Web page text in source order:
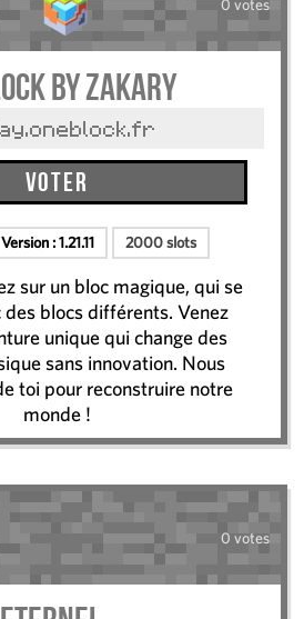
0 votes
by Zakary
Voter
Version :1.21.11 2000 slots
sur un bloc magique, qui se
des blocs différents. Venez
unique qui change des
sans innovation. Nous
toi pour reconstruire notre
monde !
0 votes